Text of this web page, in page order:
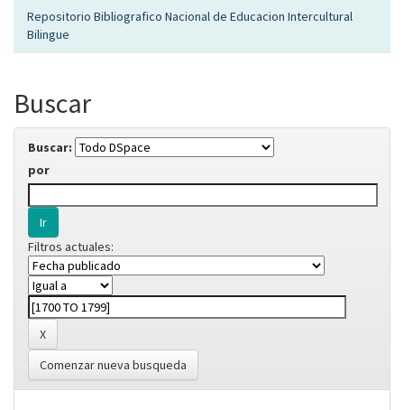
Repositorio Bibliografico Nacional de Educacion Intercultural
Bilingue
Buscar
Buscar:
por
Filtros actuales:
Comenzar nueva busqueda